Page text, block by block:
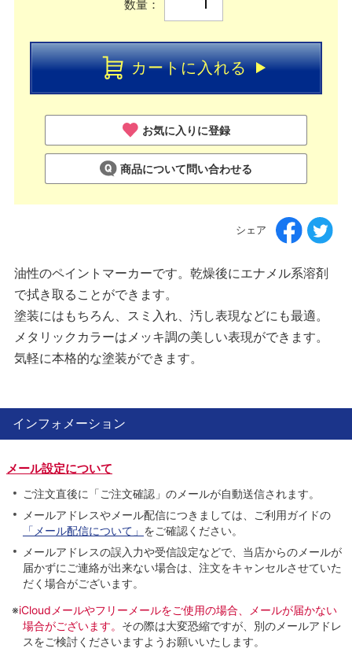
数量：
カートに入れる
お気に入りに登録
商品について問い合わせる
シェア
油性のペイントマーカーです。乾燥後にエナメル系溶剤
で拭き取ることができます。
塗装にはもちろん、スミ入れ、汚し表現などにも最適。
メタリックカラーはメッキ調の美しい表現ができます。
気軽に本格的な塗装ができます。
インフォメーション
メール設定について
ご注文直後に「ご注文確認」のメールが自動送信されます。
メールアドレスやメール配信につきましては、ご利用ガイドの
「メール配信について」 をご確認ください。
メールアドレスの誤入力や受信設定などで、当店からのメールが
届かずにご連絡が出来ない場合は、注文をキャンセルさせていた
だく場合がございます。
※iCloudメールやフリーメールをご使用の場合、メールが届かない
場合がございます。 その際は大変恐縮ですが、別のメールアドレ
スをご検討くださいますようお願いいたします。